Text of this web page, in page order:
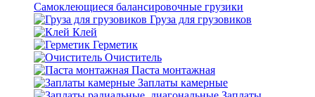
Самоклеющиеся балансировочные грузики
Груза для грузовиков
Клей
Герметик
Очиститель
Паста монтажная
Заплаты камерные